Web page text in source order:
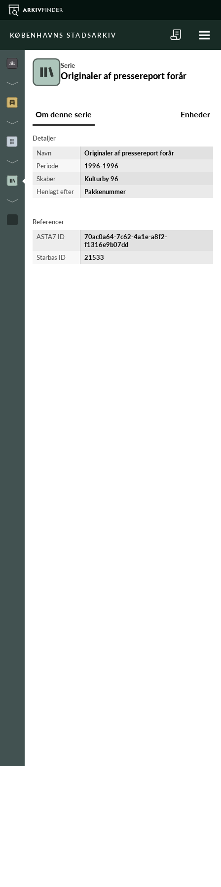
KØBENHAVNS STADSARKIV
Serie
Originaler af pressereport forår
Om denne serie Enheder
Detaljer
Navn
Originaler af pressereport forår
Periode
1996-​1996
Skaber
Kulturby 96
Henlagt efter
Pakkenummer
Referencer
ASTA7 ID
70ac0a64-7c62-4a1e-a8f2-
f1316e9b07dd
Starbas ID
21533